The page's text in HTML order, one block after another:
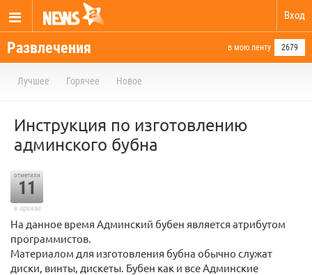
Вход
Развлечения в мою ленту 2679
Лучшее Горячее Новое
Инструкция по изготовлению
админского бубна
отметили
11
в архиве
На данное время Админский бубен является атрибутом
программистов.
Материалом для изготовления бубна обычно служат
диски, винты, дискеты. Бубен как и все Админские